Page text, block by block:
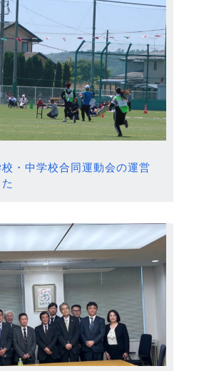
・中学校合同運動会の運営